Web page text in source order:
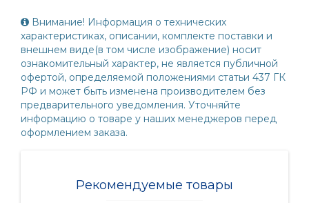
Внимание! Информация о технических
характеристиках, описании, комплекте поставки и
внешнем виде(в том числе изображение) носит
ознакомительный характер, не является публичной
офертой, определяемой положениями статьи 437 ГК
РФ и может быть изменена производителем без
предварительного уведомления. Уточняйте
информацию о товаре у наших менеджеров перед
оформлением заказа.
Рекомендуемые товары